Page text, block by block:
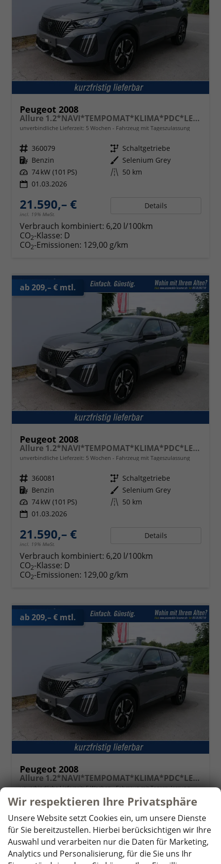
Peugeot 2008
Allure 1.2*NAVI*TEMPOMAT*KLIMA*PDC*LED*BLUETOOTH*FRONT-ASSIST*17-ZOLL
unverbindliche Lieferzeit: 5 Wochen Fahrzeug mit Tageszulassung
Fahrzeugnr. 360079 Getriebe Schaltgetriebe
Kraftstoff Benzin Außenfarbe Selenium Grey
Leistung 74 kW (101 PS) Kilometerstand 50 km
01.03.2026
21.590,– €
incl. 19% MwSt.
Details
Verbrauch kombiniert: 6,20 l/100km
CO2-Klasse: D
CO2-Emissionen: 129,00 g/km
ab 209,– € mtl.
Peugeot 2008
Allure 1.2*NAVI*TEMPOMAT*KLIMA*PDC*LED*BLUETOOTH*FRONT-ASSIST*17-ZOLL
unverbindliche Lieferzeit: 5 Wochen Fahrzeug mit Tageszulassung
Fahrzeugnr. 360081 Getriebe Schaltgetriebe
Kraftstoff Benzin Außenfarbe Selenium Grey
Leistung 74 kW (101 PS) Kilometerstand 50 km
01.03.2026
21.590,– €
incl. 19% MwSt.
Details
Verbrauch kombiniert: 6,20 l/100km
CO2-Klasse: D
CO2-Emissionen: 129,00 g/km
ab 209,– € mtl.
Peugeot 2008
Allure 1.2*NAVI*TEMPOMAT*KLIMA*PDC*LED*BLUETOOTH*FRONT-ASSIST*17-ZOLL
unverbindliche Lieferzeit:5 Wochen Fahrzeug mit Tageszulassung
Fahrzeugnr. 360082 GetriebeSchaltgetriebe
Kraftstoff Benzin Außenfarbe Selenium Grey
Leistung 74 kW (101 PS) Kilometerstand 50 km
01.03.2026
Wir respektieren Ihre Privatsphäre
Unsere Website setzt Cookies ein, um unsere Dienste
für Sie bereitzustellen. Hierbei berücksichtigen wir Ihre
Auswahl und verarbeiten nur die Daten für Marketing,
Analytics und Personalisierung, für die Sie uns Ihr